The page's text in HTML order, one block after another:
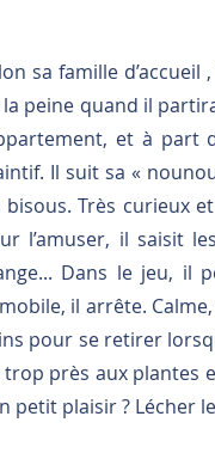
sa famille
la peine quand il
et à part
Il suit sa «
bisous. Très curieux
l’amuser, il saisit
Dans le jeu, il
il arrête.
pour se retirer
trop près aux plantes
petit plaisir ? Lécher